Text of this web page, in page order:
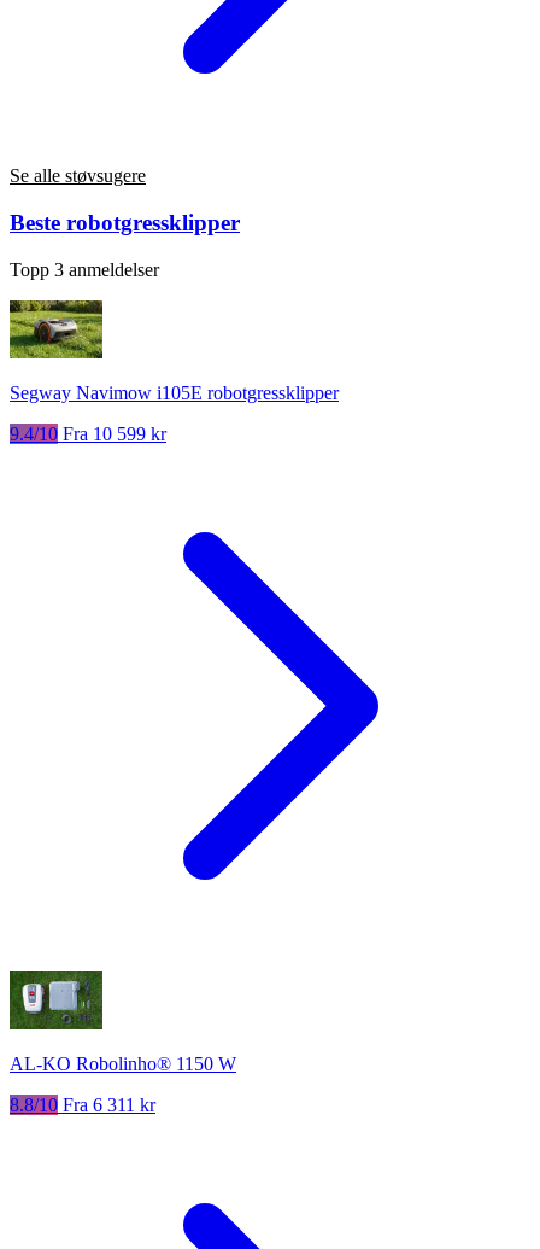
Se alle støvsugere
Beste robotgressklipper
Topp 3 anmeldelser
Segway Navimow i105E robotgressklipper
9.4/10 Fra 10 599 kr
AL-KO Robolinho® 1150 W
8.8/10 Fra 6 311 kr